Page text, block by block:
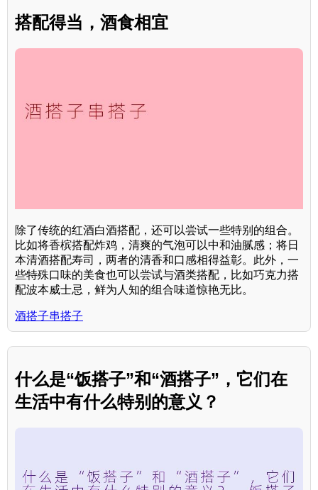
搭配得当，酒食相宜
除了传统的红酒白酒搭配，还可以尝试一些特别的组合。
比如将香槟搭配炸鸡，清爽的气泡可以中和油腻感；将日
本清酒搭配寿司，两者的清香和口感相得益彰。此外，一
些特殊口味的美食也可以尝试与酒类搭配，比如巧克力搭
配波本威士忌，鲜为人知的组合味道惊艳无比。
酒搭子串搭子
什么是“饭搭子”和“酒搭子”，它们在
生活中有什么特别的意义？